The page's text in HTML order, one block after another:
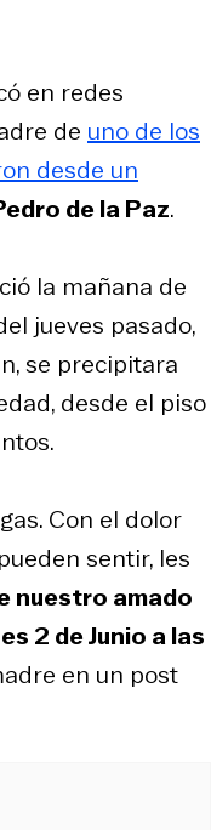
en redes
de uno de los
desde un
de la Paz.
la mañana de
jueves pasado,
se precipitara
desde el piso
Con el dolor
sentir, les
nuestro amado
2 de Junio a las
en un post